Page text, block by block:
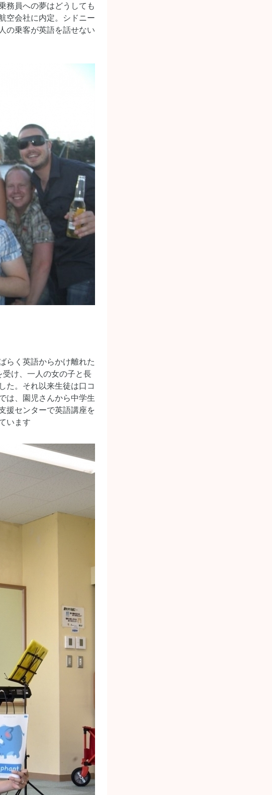
務員への夢はどうしても
空会社に内定。シドニー
の乗客が英語を話せない
らく英語からかけ離れた
け、一人の女の子と長
た。それ以来生徒は口コ
は、園児さんから中学生
援センターで英語講座を
います